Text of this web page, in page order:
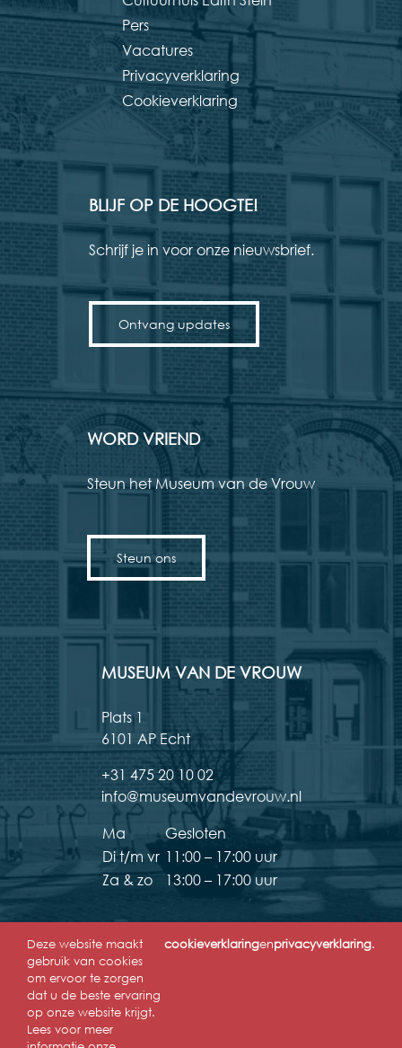
Pers
Vacatures
Privacyverklaring
Cookieverklaring
BLIJF OP DE HOOGTE!
Schrijf je in voor onze nieuwsbrief.
Ontvang updates
WORD VRIEND
Steun het Museum van de Vrouw
Steun ons
MUSEUM VAN DE VROUW
Plats 1
6101 AP Echt
+31 475 20 10 02
info@museumvandevrouw.nl
Ma
Gesloten
Di t/m vr 11:00 – 17:00 uur
Za & zo
13:00 – 17:00 uur
Deze website maakt
gebruik van cookies
om ervoor te zorgen
dat u de beste ervaring
op onze website krijgt.
Lees voor meer
cookieverklaringenprivacyverklaring.